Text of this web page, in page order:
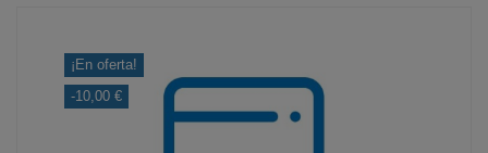
¡En oferta!
-10,00 €